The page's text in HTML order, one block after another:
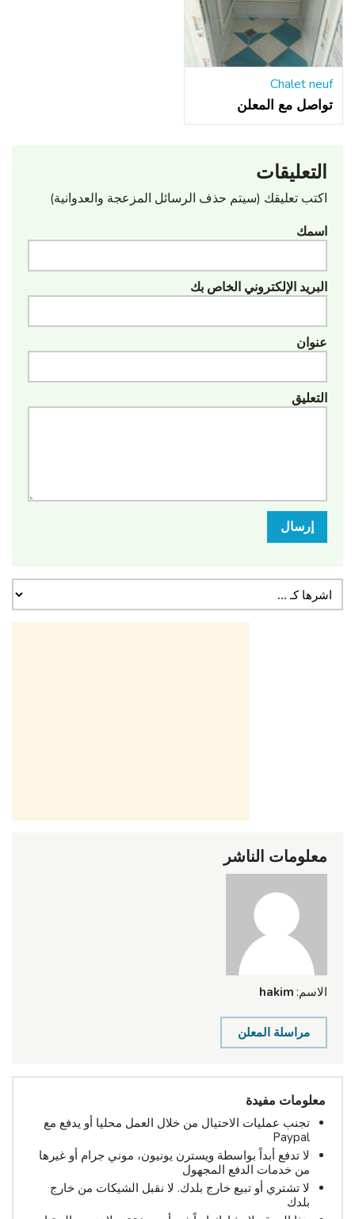
Chalet neuf
تواصل مع المعلن
التعليقات
اكتب تعليقك (سيتم حذف الرسائل المزعجة والعدوانية)
اسمك
البريد الإلكتروني الخاص بك
عنوان
التعليق
إرسال
معلومات الناشر
الاسم: hakim
مراسلة المعلن
معلومات مفيدة
تجنب عمليات الاحتيال من خلال العمل محليا أو يدفع مع
Paypal
لا تدفع أبداً بواسطة ويسترن يونيون، موني جرام أو غيرها
من خدمات الدفع المجهول
لا تشتري أو تبيع خارج بلدك. لا نقبل الشيكات من خارج
بلدك